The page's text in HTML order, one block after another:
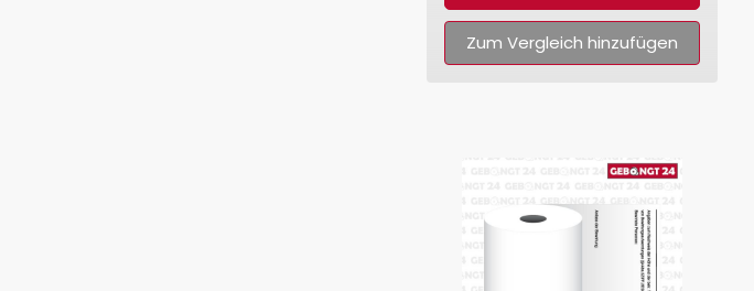
Zum Vergleich hinzufügen